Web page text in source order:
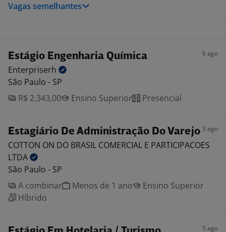
Vagas semelhantes
Estágio Engenharia Química 6 ago
Enterpriserh
São Paulo - SP
R$ 2.343,00
Ensino Superior Presencial
Estagiário De Administração Do Varejo 5 ago
COTTON ON DO BRASIL COMERCIAL E PARTICIPACOES
LTDA
São Paulo - SP
A combinar
Menos de 1 ano
Ensino Superior
Híbrido
5 ago